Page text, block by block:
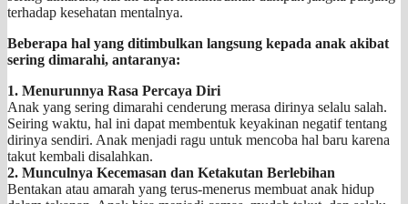
terhadap kesehatan mentalnya.
Beberapa hal yang ditimbulkan langsung kepada anak akibat
sering dimarahi, antaranya:
1. Menurunnya Rasa Percaya Diri
Anak yang sering dimarahi cenderung merasa dirinya selalu salah.
Seiring waktu, hal ini dapat membentuk keyakinan negatif tentang
dirinya sendiri. Anak menjadi ragu untuk mencoba hal baru karena
takut kembali disalahkan.
2. Munculnya Kecemasan dan Ketakutan Berlebihan
Bentakan atau amarah yang terus-menerus membuat anak hidup